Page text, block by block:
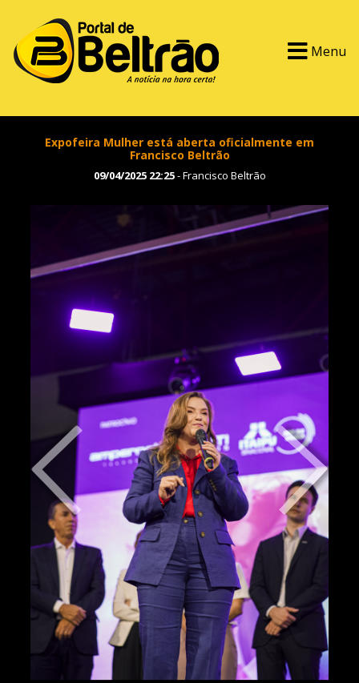
Menu
Expofeira Mulher está aberta oficialmente em
Francisco Beltrão
09/04/2025 22:25- Francisco Beltrão